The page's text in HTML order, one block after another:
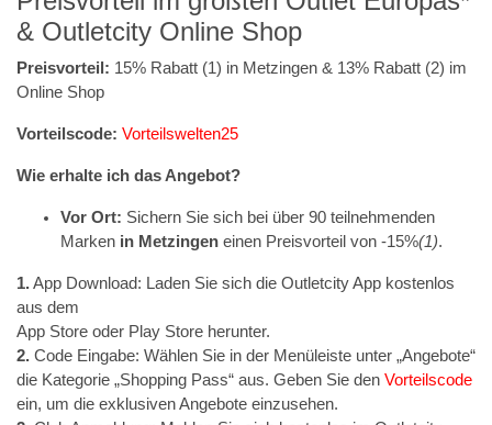
& Outletcity Online Shop
Preisvorteil: 15% Rabatt (1) in Metzingen & 13% Rabatt (2) im
Online Shop
Vorteilscode: Vorteilswelten25
Wie erhalte ich das Angebot?
Vor Ort: Sichern Sie sich bei über 90 teilnehmenden
Marken in Metzingen einen Preisvorteil von -15%(1).
1.App Download: Laden Sie sich die Outletcity App kostenlos
aus dem
App Store oder Play Store herunter.
2. Code Eingabe: Wählen Sie in der Menüleiste unter „Angebote“
die Kategorie „Shopping Pass“ aus. Geben Sie den Vorteilscode
ein, um die exklusiven Angebote einzusehen.